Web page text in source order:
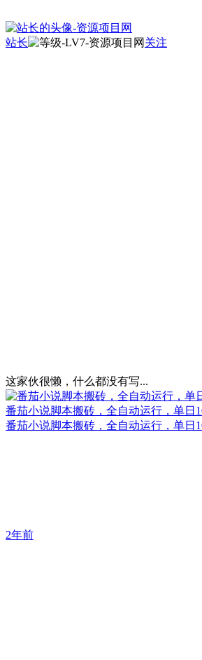
站长 关注
这家伙很懒，什么都没有写...
番茄小说脚本搬砖，全自动运行，单日
番茄小说脚本搬砖，全自动运行，单日
2年前